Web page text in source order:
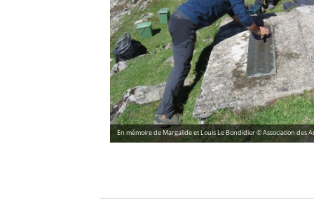
En mémoire de Margalide et Louis Le Bondidier © Association des